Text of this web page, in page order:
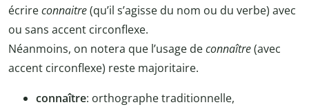
écrireconnaitre(qu’il s’agisse du nom ou du verbe) avec
ou sans accent circonflexe.
Néanmoins, on notera que l’usage deconnaître(avec
accent circonflexe) reste majoritaire.
connaître: orthographe traditionnelle,